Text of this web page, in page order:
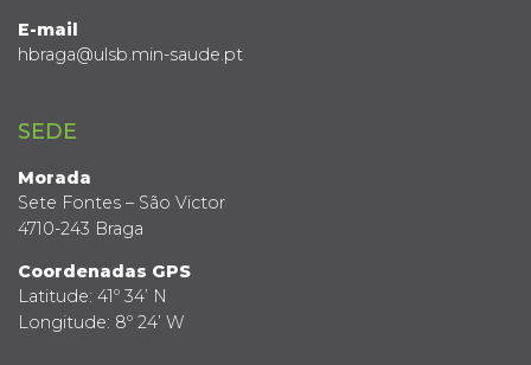
E-mail
hbraga@ulsb.min-saude.pt
SEDE
Morada
Sete Fontes – São Victor
4710-243 Braga
Coordenadas GPS
Latitude: 41º 34’ N
Longitude: 8º 24’ W